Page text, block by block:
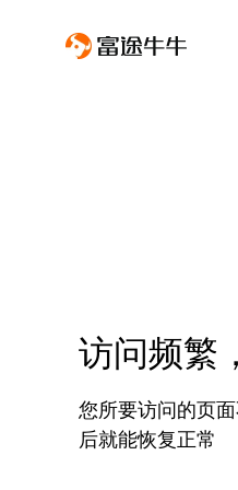
访问频繁
您所要访问的页
后就能恢复正常